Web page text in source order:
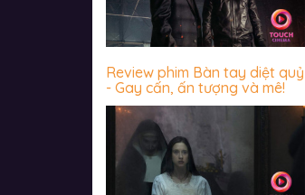
Review phim Bàn tay diệt quỷ
- Gay cấn, ấn tượng và mê!